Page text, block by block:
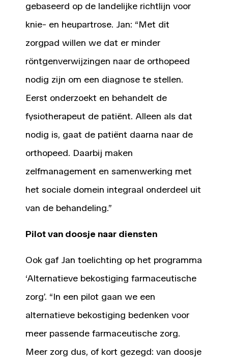
gebaseerd op de landelijke richtlijn voor
knie- en heupartrose. Jan: “Met dit
zorgpad willen we dat er minder
röntgenverwijzingen naar de orthopeed
nodig zijn om een diagnose te stellen.
Eerst onderzoekt en behandelt de
fysiotherapeut de patiënt. Alleen als dat
nodig is, gaat de patiënt daarna naar de
orthopeed. Daarbij maken
zelfmanagement en samenwerking met
het sociale domein integraal onderdeel uit
van de behandeling.”
Pilot van doosje naar diensten
Ook gaf Jan toelichting op het programma
‘Alternatieve bekostiging farmaceutische
zorg’. “In een pilot gaan we een
alternatieve bekostiging bedenken voor
meer passende farmaceutische zorg.
Meer zorg dus, of kort gezegd: van doosje